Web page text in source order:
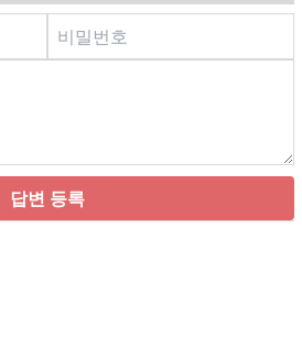
답변 등록